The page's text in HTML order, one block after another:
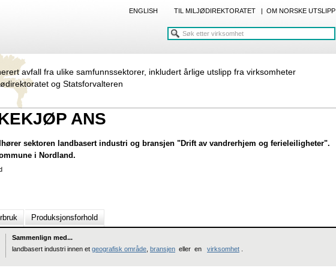
ENGLISH TIL MILJØDIREKTORATET | OM NORSKE UTSLIPP
avfall fra ulike samfunnssektorer, inkludert årlige utslipp fra virksomheter
og Statsforvalteren
ANS
sektoren landbasert industri og bransjen "Drift av vandrerhjem og ferieleiligheter".
i Nordland.
Produksjonsforhold
Sammenlign med...
landbasert industri innen et geografisk område bransjen eller en virksomhet